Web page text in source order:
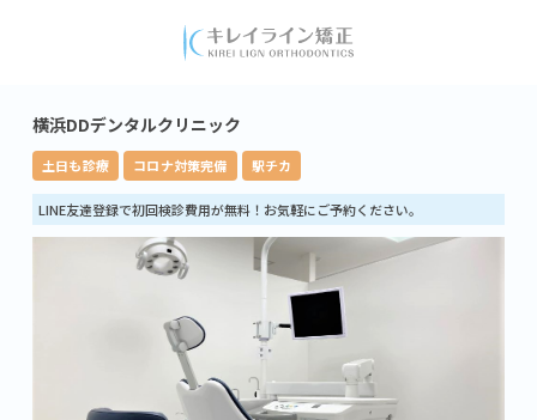
横浜DDデンタルクリニック
土日も診療 コロナ対策完備 駅チカ
LINE友達登録で初回検診費用が無料！お気軽にご予約ください。